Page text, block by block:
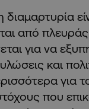
διαμαρτυρία
από πλευράς
για να
και
για
που